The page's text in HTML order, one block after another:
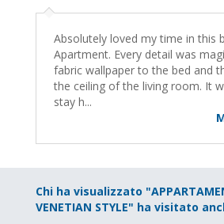
Absolutely loved my time in this
Apartment. Every detail was
fabric wallpaper to the bed and
the ceiling of the living room. It
stay h...
Chi ha visualizzato
VENETIAN STYLE" ha visitato